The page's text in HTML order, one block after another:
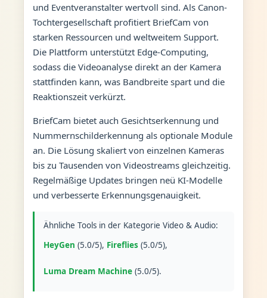
und Eventveranstalter wertvoll sind. Als Canon-
Tochtergesellschaft profitiert BriefCam von
starken Ressourcen und weltweitem Support.
Die Plattform unterstützt Edge-Computing,
sodass die Videoanalyse direkt an der Kamera
stattfinden kann, was Bandbreite spart und die
Reaktionszeit verkürzt.
BriefCam bietet auch Gesichtserkennung und
Nummernschilderkennung als optionale Module
an. Die Lösung skaliert von einzelnen Kameras
bis zu Tausenden von Videostreams gleichzeitig.
Regelmäßige Updates bringen neü KI-Modelle
und verbesserte Erkennungsgenauigkeit.
Ähnliche Tools in der Kategorie Video & Audio:
HeyGen (5.0/5), Fireflies(5.0/5),
Luma Dream Machine(5.0/5).